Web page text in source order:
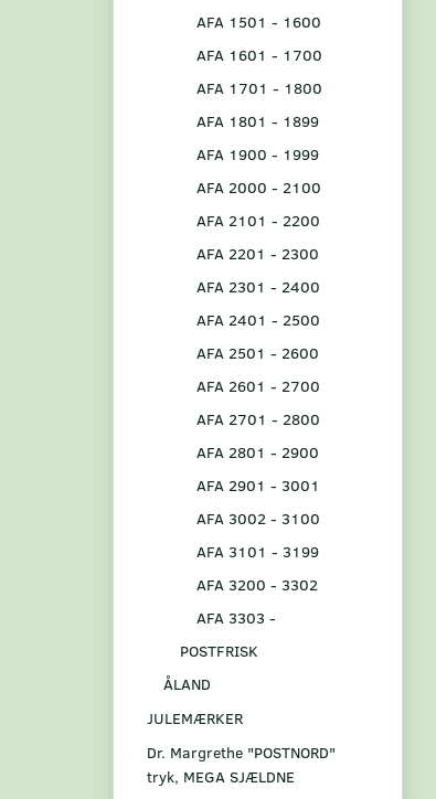
AFA 1501 - 1600
AFA 1601 - 1700
AFA 1701 - 1800
AFA 1801 - 1899
AFA 1900 - 1999
AFA 2000 - 2100
AFA 2101 - 2200
AFA 2201 - 2300
AFA 2301 - 2400
AFA 2401 - 2500
AFA 2501 - 2600
AFA 2601 - 2700
AFA 2701 - 2800
AFA 2801 - 2900
AFA 2901 - 3001
AFA 3002 - 3100
AFA 3101 - 3199
AFA 3200 - 3302
AFA 3303 -
POSTFRISK
ÅLAND
JULEMÆRKER
Dr. Margrethe "POSTNORD"
tryk, MEGA SJÆLDNE